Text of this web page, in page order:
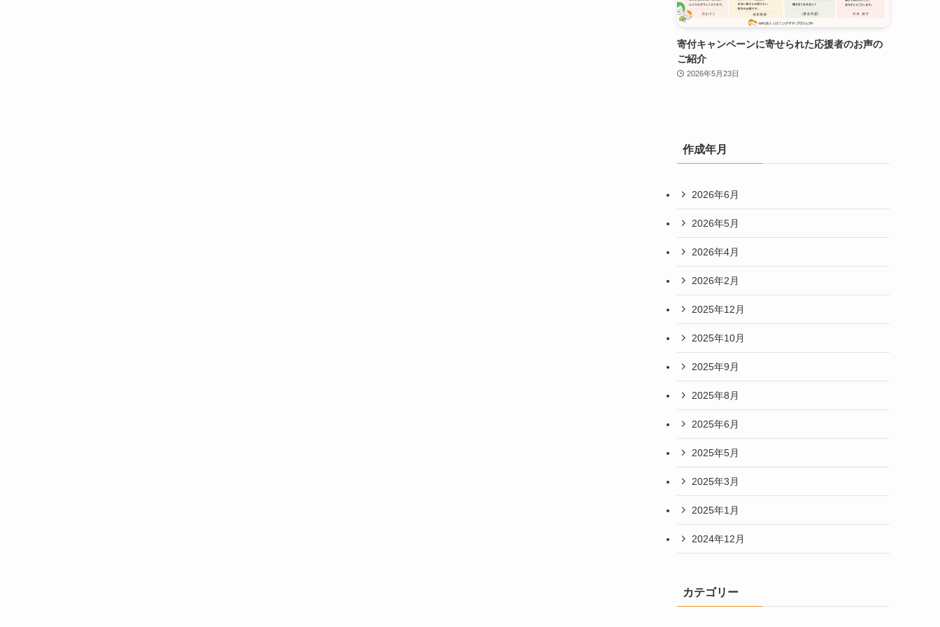
寄付キャンペーンに寄せられた応援者のお声の
ご紹介
2026年5月23日
作成年月
2026年6月
2026年5月
2026年4月
2026年2月
2025年12月
2025年10月
2025年9月
2025年8月
2025年6月
2025年5月
2025年3月
2025年1月
2024年12月
カテゴリー